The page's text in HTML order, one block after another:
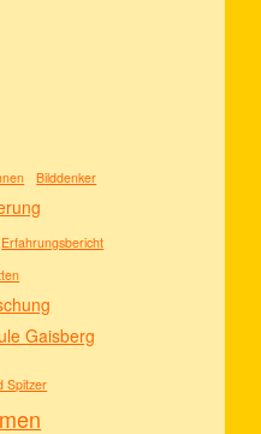
Bilddenker
Erfahrungsbericht
Gaisberg
Spitzer